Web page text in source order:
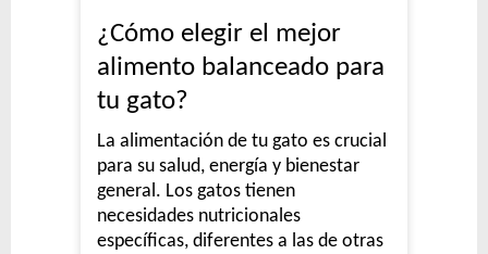
¿Cómo elegir el mejor
alimento balanceado para
tu gato?
La alimentación de tu gato es crucial
para su salud, energía y bienestar
general. Los gatos tienen
necesidades nutricionales
específicas, diferentes a las de otras